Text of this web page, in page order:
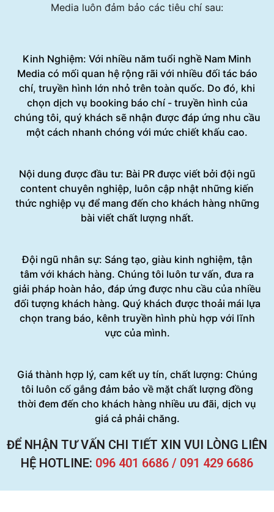
Media luôn đảm bảo các tiêu chí sau:
Kinh Nghiệm: Với nhiều năm tuổi nghề Nam Minh
Media có mối quan hệ rộng rãi với nhiều đối tác báo
chí, truyền hình lớn nhỏ trên toàn quốc. Do đó, khi
chọn dịch vụ booking báo chí - truyền hình của
chúng tôi, quý khách sẽ nhận được đáp ứng nhu cầu
một cách nhanh chóng với mức chiết khấu cao.
Nội dung được đầu tư: Bài PR được viết bởi đội ngũ
content chuyên nghiệp, luôn cập nhật những kiến
thức nghiệp vụ để mang đến cho khách hàng những
bài viết chất lượng nhất.
Đội ngũ nhân sự: Sáng tạo, giàu kinh nghiệm, tận
tâm với khách hàng. Chúng tôi luôn tư vấn, đưa ra
giải pháp hoàn hảo, đáp ứng được nhu cầu của nhiều
đối tượng khách hàng. Quý khách được thoải mái lựa
chọn trang báo, kênh truyền hình phù hợp với lĩnh
vực của mình.
Giá thành hợp lý, cam kết uy tín, chất lượng: Chúng
tôi luôn cố gắng đảm bảo về mặt chất lượng đồng
thời đem đến cho khách hàng nhiều ưu đãi, dịch vụ
giá cả phải chăng.
ĐỂ NHẬN TƯ VẤN CHI TIẾT XIN VUI LÒNG LIÊN
HỆ HOTLINE: 096 401 6686 / 091 429 6686